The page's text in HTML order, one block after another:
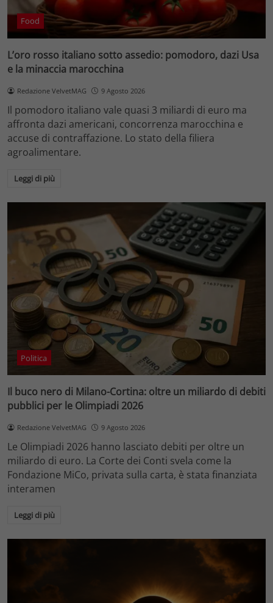
Food
L’oro rosso italiano sotto assedio: pomodoro, dazi Usa
e la minaccia marocchina
Redazione VelvetMAG 9 Agosto 2026
Il pomodoro italiano vale quasi 3 miliardi di euro ma
affronta dazi americani, concorrenza marocchina e
accuse di contraffazione. Lo stato della filiera
agroalimentare.
Leggi di più
Politica
Il buco nero di Milano-Cortina: oltre un miliardo di debiti
pubblici per le Olimpiadi 2026
Redazione VelvetMAG 9 Agosto 2026
Le Olimpiadi 2026 hanno lasciato debiti per oltre un
miliardo di euro. La Corte dei Conti svela come la
Fondazione MiCo, privata sulla carta, è stata finanziata
interamen
Leggi di più